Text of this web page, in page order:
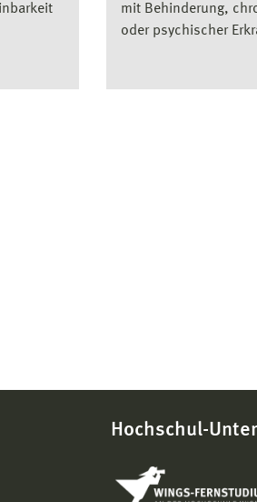
mit Behinderung,
oder psychischer
Hochschul-